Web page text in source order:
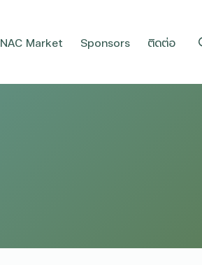
NAC Market Sponsors ติดต่อ